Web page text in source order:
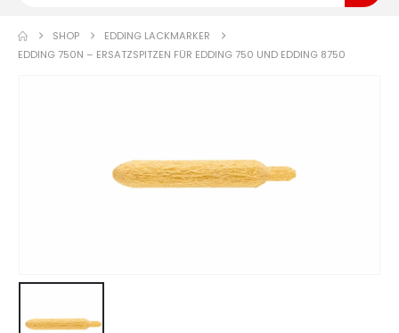
SHOP
EDDING LACKMARKER
EDDING 750N – ERSATZSPITZEN FÜR EDDING 750 UND EDDING 8750